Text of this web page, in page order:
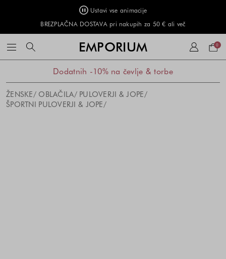
Ustavi vse animacije
BREZPLAČNA DOSTAVA pri nakupih za 50 € ali več
EMPORIUM 0
Dodatnih -10% na čevlje & torbe
ŽENSKE OBLAČILA PULOVERJI & JOPE
ŠPORTNI PULOVERJI & JOPE